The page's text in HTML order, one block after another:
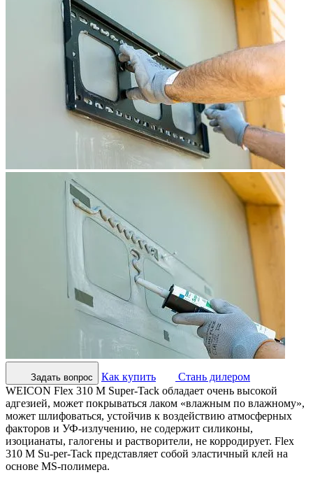
Задать вопрос Как купить
Стань дилером
WEICON Flex 310 M Super-Tack обладает очень высокой
адгезией, может покрываться лаком «влажным по влажному»,
может шлифоваться, устойчив к воздействию атмосферных
факторов и УФ-излучению, не содержит силиконы,
изоцианаты, галогены и растворители, не корродирует. Flex
310 M Su-per-Tack представляет собой эластичный клей на
основе MS-полимера.